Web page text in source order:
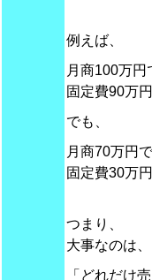
例えば、
月商100万円
固定費90万
でも、
月商70万円で
固定費30万
つまり、
大事なのは、
「どれだけ